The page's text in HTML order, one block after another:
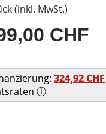
(inkl. MwSt.)
CHF
324,92 CHF
ⓘ